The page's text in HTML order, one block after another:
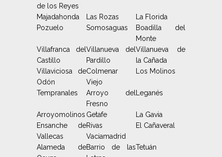
de los Reyes
Majadahonda Las Rozas
La Florida
Pozuelo
Somosaguas
Boadilla del
Monte
Villafranca del
Castillo
Villanueva del
Pardillo
Villanueva de
la Cañada
Villaviciosa de
Odón
Colmenar
Viejo
Los Molinos
Tempranales
Arroyo del
Fresno
Leganés
Arroyomolinos Getafe
La Gavia
Ensanche de
Vallecas
Rivas
Vaciamadrid
El Cañaveral
Alameda deBarrio de lasTetuán